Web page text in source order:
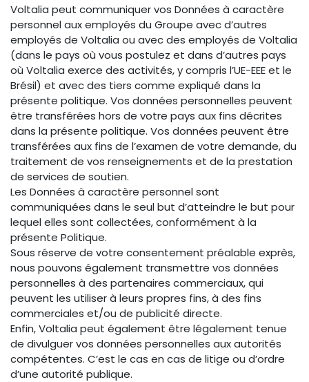
Voltalia peut communiquer vos Données à caractère
personnel aux employés du Groupe avec d’autres
employés de Voltalia ou avec des employés de Voltalia
(dans le pays où vous postulez et dans d’autres pays
où Voltalia exerce des activités, y compris l’UE-EEE et le
Brésil) et avec des tiers comme expliqué dans la
présente politique. Vos données personnelles peuvent
être transférées hors de votre pays aux fins décrites
dans la présente politique. Vos données peuvent être
transférées aux fins de l’examen de votre demande, du
traitement de vos renseignements et de la prestation
de services de soutien.
Les Données à caractère personnel sont
communiquées dans le seul but d’atteindre le but pour
lequel elles sont collectées, conformément à la
présente Politique.
Sous réserve de votre consentement préalable exprès,
nous pouvons également transmettre vos données
personnelles à des partenaires commerciaux, qui
peuvent les utiliser à leurs propres fins, à des fins
commerciales et/ou de publicité directe.
Enfin, Voltalia peut également être légalement tenue
de divulguer vos données personnelles aux autorités
compétentes. C’est le cas en cas de litige ou d’ordre
d’une autorité publique.